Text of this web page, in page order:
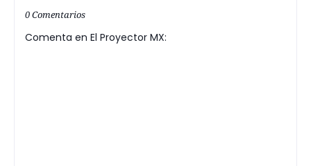
0 Comentarios
Comenta en El Proyector MX: